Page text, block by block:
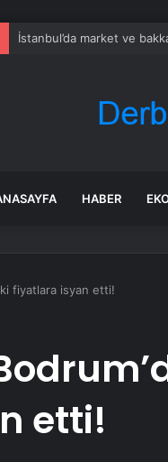
İstanbul’da market ve
HABER
fiyatlara isyan etti!
etti!